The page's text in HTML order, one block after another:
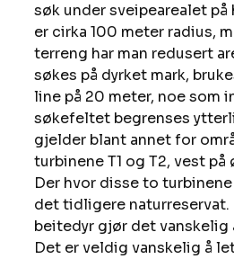
søk under sveipearealet på
er cirka 100 meter radius,
terreng har man redusert
søkes på dyrket mark,
line på 20 meter, noe som
søkefeltet begrenses
gjelder blant annet for
turbinene T1 og T2, vest på
Der hvor disse to
det tidligere naturreservat.
beitedyr gjør det vanskelig
Det er veldig vanskelig å